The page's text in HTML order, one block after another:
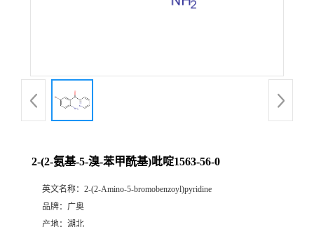
2-(2-氨基-5-溴-苯甲酰基)吡啶1563-56-0
英文名称： 2-(2-Amino-5-bromobenzoyl)pyridine
品牌： 广奥
产地： 湖北